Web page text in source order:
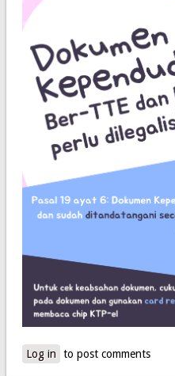
Log in to post comments